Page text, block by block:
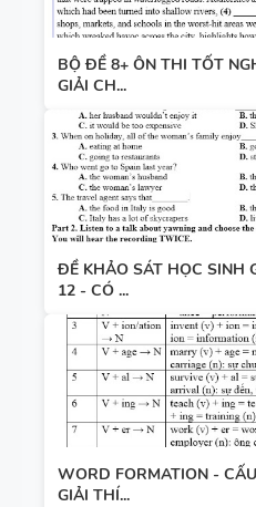
BỘ ĐỀ 8+ ÔN THI TỐT
GIẢI CH...
ĐỀ KHẢO SÁT HỌC SINH
12 - CÓ ...
WORD FORMATION -
GIẢI THÍ...